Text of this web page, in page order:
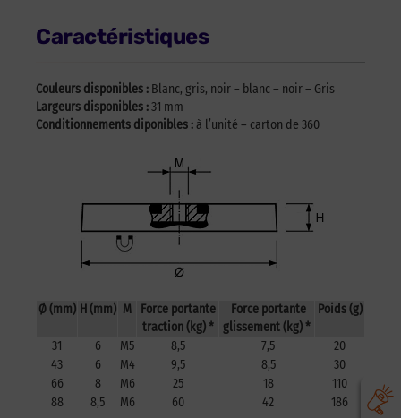
Caractéristiques
Couleurs disponibles : Blanc, gris, noir – blanc – noir – Gris
Largeurs disponibles :31 mm
Conditionnements diponibles :à l’unité – carton de 360
Ø (mm) H (mm) M
Force portante
traction (kg) *
Force portante
glissement (kg) *
Poids (g)
31 6 M5 8,5 7,5
20
43
6 M4 9,5 8,5
30
66
8 M6 25 18
110
88
8,5 M6 60 42 186